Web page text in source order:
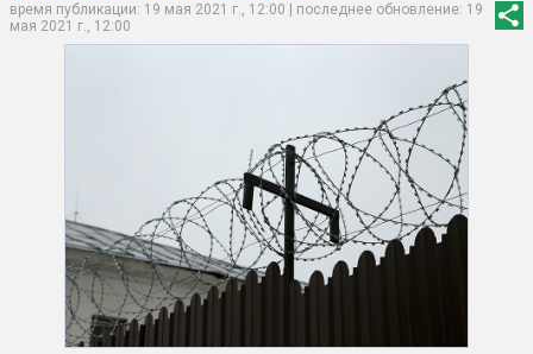
время публикации: 19 мая 2021 г., 12:00 | последнее обновление: 19
мая 2021 г., 12:00